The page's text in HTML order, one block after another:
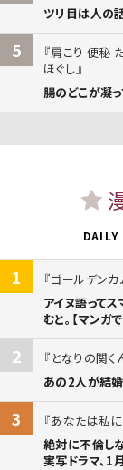
ツリ目は人の
5
肩こり 便秘
ほぐし
腸のどこが凝
DAILY
1
ゴールデンカ
アイヌ語って
むと。【マンガ
2
となりの関く
あの2人が結婚
3
あなたは私
絶対に不倫し
実写ドラマ、1